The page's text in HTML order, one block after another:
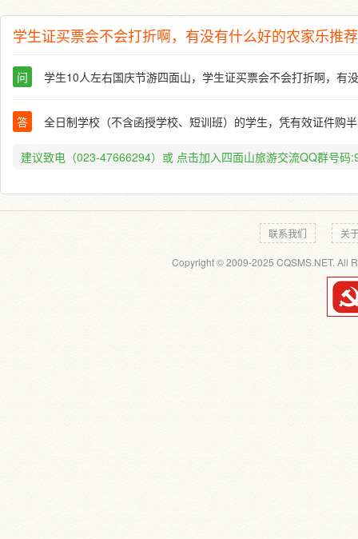
学生证买票会不会打折啊，有没有什么好的农家乐推荐
问 学生10人左右国庆节游四面山，学生证买票会不会打折啊，有
答 全日制学校（不含函授学校、短训班）的学生，凭有效证件购
建议致电（023-47666294）或 点击加入四面山旅游交流QQ群号码
联系我们 关
Copyright © 2009-2025 CQSMS.NET. All